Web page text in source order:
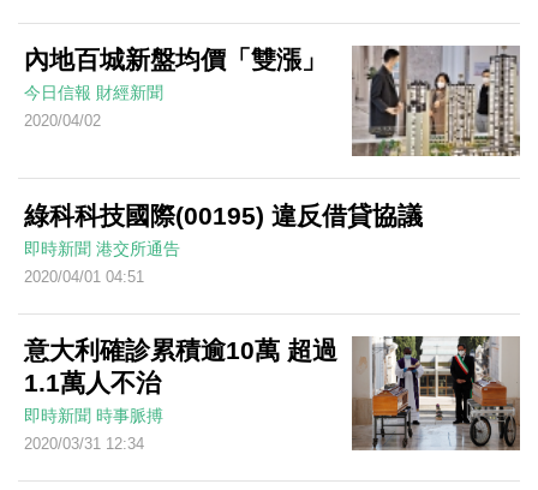
內地百城新盤均價「雙漲」
今日信報 財經新聞
2020/04/02
綠科科技國際(00195) 違反借貸協議
即時新聞 港交所通告
2020/04/01 04:51
意大利確診累積逾10萬 超過
1.1萬人不治
即時新聞 時事脈搏
2020/03/31 12:34